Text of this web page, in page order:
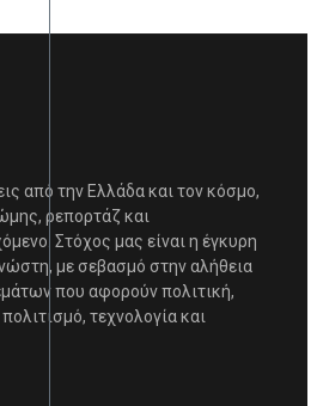
από την Ελλάδα και τον κόσμο,
ρεπορτάζ και
Στόχος μας είναι η έγκυρη
με σεβασμό στην αλήθεια
που αφορούν πολιτική,
τεχνολογία και